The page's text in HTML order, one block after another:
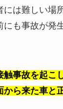
には難しい場
にも事故が発
触事故を起こ
から来た車と